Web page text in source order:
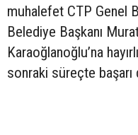
muhalefet CTP Genel
Belediye Başkanı
Karaoğlanoğlu’na
sonraki süreçte